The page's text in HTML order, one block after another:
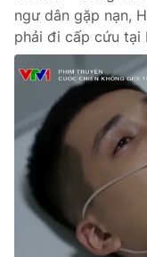
ngư dân gặp nạn,
phải đi cấp cứu tại